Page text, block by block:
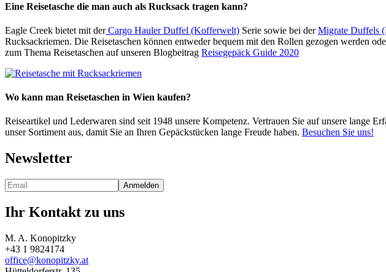
Eine Reisetasche die man auch als Rucksack tragen kann?
Eagle Creek bietet mit derCargo Hauler Duffel (Kofferwelt) Serie sowie bei derMigrate Duffels
Rucksackriemen. Die Reisetaschen können entweder bequem mit den Rollen gezogen werden
zum Thema Reisetaschen auf unseren Blogbeitrag Reisegepäck Guide 2020
Wo kann man Reisetaschen in Wien kaufen?
Reiseartikel und Lederwaren sind seit 1948 unsere Kompetenz. Vertrauen Sie auf unsere lange
unser Sortiment aus, damit Sie an Ihren Gepäckstücken lange Freude haben. Besuchen Sie uns!
Newsletter
Ihr Kontakt zu uns
M. A. Konopitzky
+43 1 9824174
office@konopitzky.at